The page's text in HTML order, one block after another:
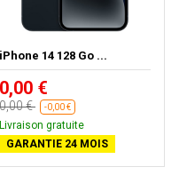
iPhone 14 128 Go ...
0,00 €
0,00 € -0,00 €
Livraison gratuite
GARANTIE 24 MOIS